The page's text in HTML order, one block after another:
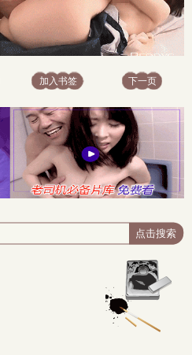
加入书签 下一页